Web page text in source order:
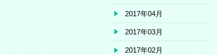
2017年04月
2017年03月
2017年02月